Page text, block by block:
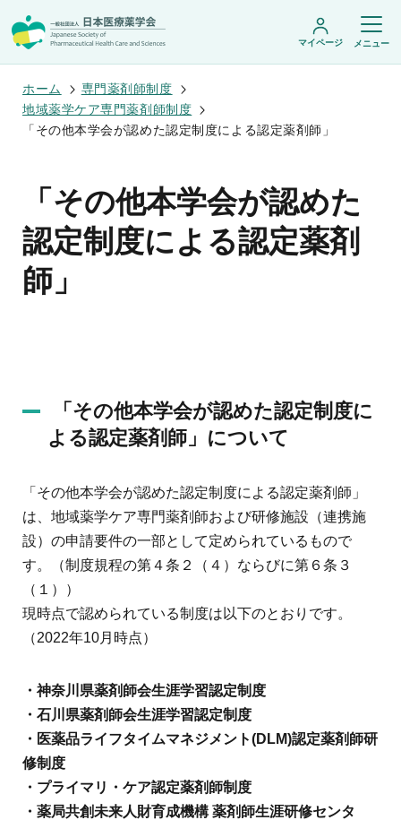
会頭挨拶
設立趣旨・活動概要
沿革・あゆみ
組織・名簿
委員会
規程・細則
学術集会・セミナー
開催予定のイベント一覧
年会
医療薬学公開シンポジウム
フレッシャーズ・カンファランス
症例関連セミナー
その他の主催イベント
共催・後援イベント
学術誌・書籍
医療薬学
JPHCS（英文誌）
専門薬剤師制度
地域薬学ケア専門薬剤師制度
学会賞他団体との連携協力
他団体との連携協力トップ
イベントの共催・後援
会員専用ページ
会員限定情報
マイページ
入会・各種手続き
English
マイページ メニュー
ホーム
専門薬剤師制度
地域薬学ケア専門薬剤師制度
「その他本学会が認めた認定制度による認定薬剤師」
「その他本学会が認めた
認定制度による認定薬剤
師」
「その他本学会が認めた認定制度に
よる認定薬剤師」について
「その他本学会が認めた認定制度による認定薬剤師」
は、地域薬学ケア専門薬剤師および研修施設（連携施
設）の申請要件の一部として定められているもので
す。（制度規程の第４条２（４）ならびに第６条３
（１））
現時点で認められている制度は以下のとおりです。
（2022年10月時点）
・神奈川県薬剤師会生涯学習認定制度
・石川県薬剤師会生涯学習認定制度
・医薬品ライフタイムマネジメント(DLM)認定薬剤師研
修制度
・プライマリ・ケア認定薬剤師制度
・薬局共創未来人財育成機構 薬剤師生涯研修センタ